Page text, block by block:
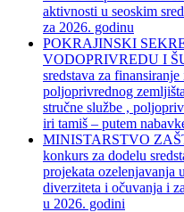
aktivnosti u seoskim
za 2026. godinu
POKRAJINSKI
VODOPRIVREDU I
sredstava za
poljoprivrednog
stručne službe ,
iri tamiš ‒ putem
MINISTARSTVO
konkurs za dodelu
projekata ozelenjavanja
diverziteta i očuvanja i
u 2026. godini